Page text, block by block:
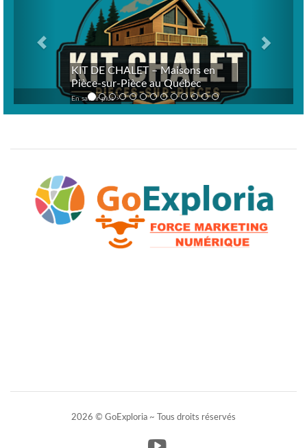
KIT DE CHALET – Maisons en
Pièce-sur-Pièce au Québec
En savoir plus >
2026 © GoExploria ~ Tous droits réservés